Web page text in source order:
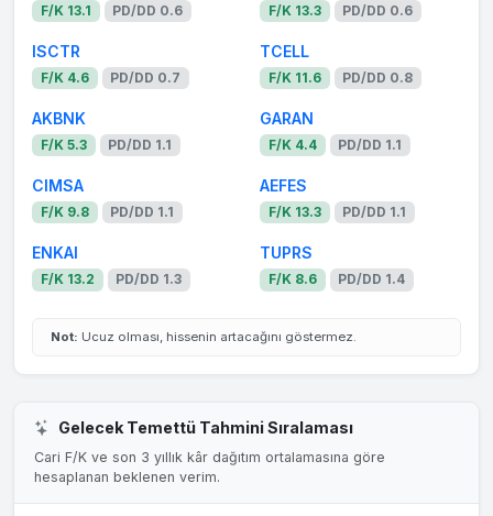
F/K 13.1 PD/DD 0.6 F/K 13.3 PD/DD 0.6
ISCTR
F/K 4.6 PD/DD 0.7
TCELL
F/K 11.6 PD/DD 0.8
AKBNK
F/K 5.3 PD/DD 1.1
GARAN
F/K 4.4 PD/DD 1.1
CIMSA
F/K 9.8 PD/DD 1.1
AEFES
F/K 13.3 PD/DD 1.1
ENKAI
F/K 13.2 PD/DD 1.3
TUPRS
F/K 8.6 PD/DD 1.4
Not: Ucuz olması, hissenin artacağını göstermez.
Gelecek Temettü Tahmini Sıralaması
Cari F/K ve son 3 yıllık kâr dağıtım ortalamasına göre
hesaplanan beklenen verim.